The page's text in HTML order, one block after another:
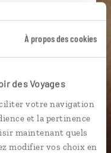
À propos des cookies
des Voyages
votre navigation
et la pertinence
maintenant quels
modifier vos choix en
du pays.
par email ou
avant,